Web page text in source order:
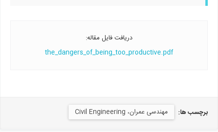
دریافت فایل مقاله:
the_dangers_of_being_too_productive.pdf
برچسب ها: مهندسی عمران، Civil Engineering